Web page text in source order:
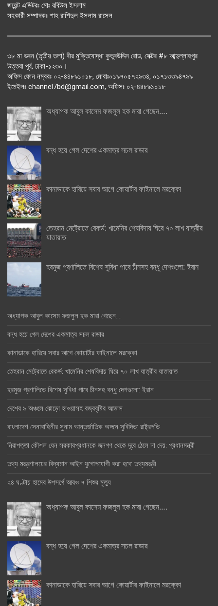
জয়েন্ট এডিটরঃ মোঃ রবিউল ইসলাম
সহকারী সম্পাদকঃ শাহ রাশিদুল ইসলাম রাসেল
৩৮ মা ভবন (তৃতীয় তলা) বীর মুক্তিযোদ্ধা কুতুবউদ্দিন রোড, সেক্টর #৮ আব্দুল্লাহপুর
উত্তরা পূর্ব, ঢাকা-১২৩০।
অফিস ফোন নম্বরঃ ০২-৪৪৮৯১০১৮, মোবাঃ০১৯৭০৫৭২৯৩৪, ০১৭১৩৩৯৪৭৯৯
ইমেইলঃ channel7bd@gmail.com, অফিসঃ ০২-৪৪৮৯১০১৮
অধ্যাপক আবুল কাসেম ফজলুল হক মারা গেছেন….
বন্ধ হয়ে গেল দেশের একমাত্র সচল রাডার
কানাডাকে হারিয়ে সবার আগে কোয়ার্টার ফাইনালে মরক্কো
তেহরান মেট্রোতে রেকর্ড: খামেনির শেষবিদায় ঘিরে ৭০ লাখ যাত্রীর
যাতায়াত
হরমুজ প্রণালিতে বিশেষ সুবিধা পাবে চীনসহ বন্ধু দেশগুলো: ইরান
অধ্যাপক আবুল কাসেম ফজলুল হক মারা গেছেন….
বন্ধ হয়ে গেল দেশের একমাত্র সচল রাডার
কানাডাকে হারিয়ে সবার আগে কোয়ার্টার ফাইনালে মরক্কো
তেহরান মেট্রোতে রেকর্ড: খামেনির শেষবিদায় ঘিরে ৭০ লাখ যাত্রীর যাতায়াত
হরমুজ প্রণালিতে বিশেষ সুবিধা পাবে চীনসহ বন্ধু দেশগুলো: ইরান
দেশের ৯ অঞ্চলে ঝোড়ো হাওয়াসহ বজ্রবৃষ্টির আভাস
বাংলাদেশ সেনাবাহিনীর সুনাম আন্তর্জাতিক অঙ্গনে সুবিদিত: রাষ্ট্রপতি
নিরাপত্তা কৌশল যেন সরকারপ্রধানকে জনগণ থেকে দূরে ঠেলে না দেয়: প্রধানমন্ত্রী
তথ্য মন্ত্রণালয়ের বিদ্যমান আইন যুগোপযোগী করা হবে: তথ্যমন্ত্রী
২৪ ঘণ্টায় হামের উপসর্গে আরও ৭ শিশুর মৃত্যু
অধ্যাপক আবুল কাসেম ফজলুল হক মারা গেছেন….
বন্ধ হয়ে গেল দেশের একমাত্র সচল রাডার
কানাডাকে হারিয়ে সবার আগে কোয়ার্টার ফাইনালে মরক্কো